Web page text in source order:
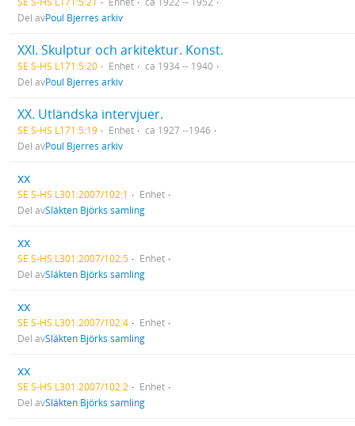
Del avPoul Bjerres arkiv
XXI. Skulptur och arkitektur. Konst.
SE S-HS L171:5:20 Enhet
ca 1934 -- 1940
Del avPoul Bjerres arkiv
XX. Utländska intervjuer.
SE S-HS L171:5:19 Enhet
ca 1927 --1946
Del avPoul Bjerres arkiv
xx
SE S-HS L301:2007/102:1
Enhet
Del avSläkten Björks samling
xx
SE S-HS L301:2007/102:5
Enhet
Del avSläkten Björks samling
xx
SE S-HS L301:2007/102:4
Enhet
Del avSläkten Björks samling
xx
SE S-HS L301:2007/102:2
Enhet
Del avSläkten Björks samling